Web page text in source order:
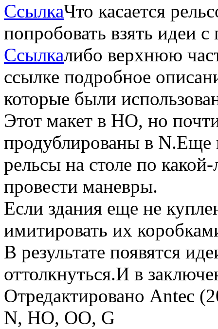
СсылкаЧто касается
попробовать взять идеи с
Ссылкалибо верхнюю
ссылке подробное
которые были
Этот макет в НО, но
продублированы в N.Еще
рельсы на столе по
провести маневры.
Если здания еще не
имитировать их
В результате появятся
оттолкнуться.И в
Отредактировано Antec
N, HO, OO, G